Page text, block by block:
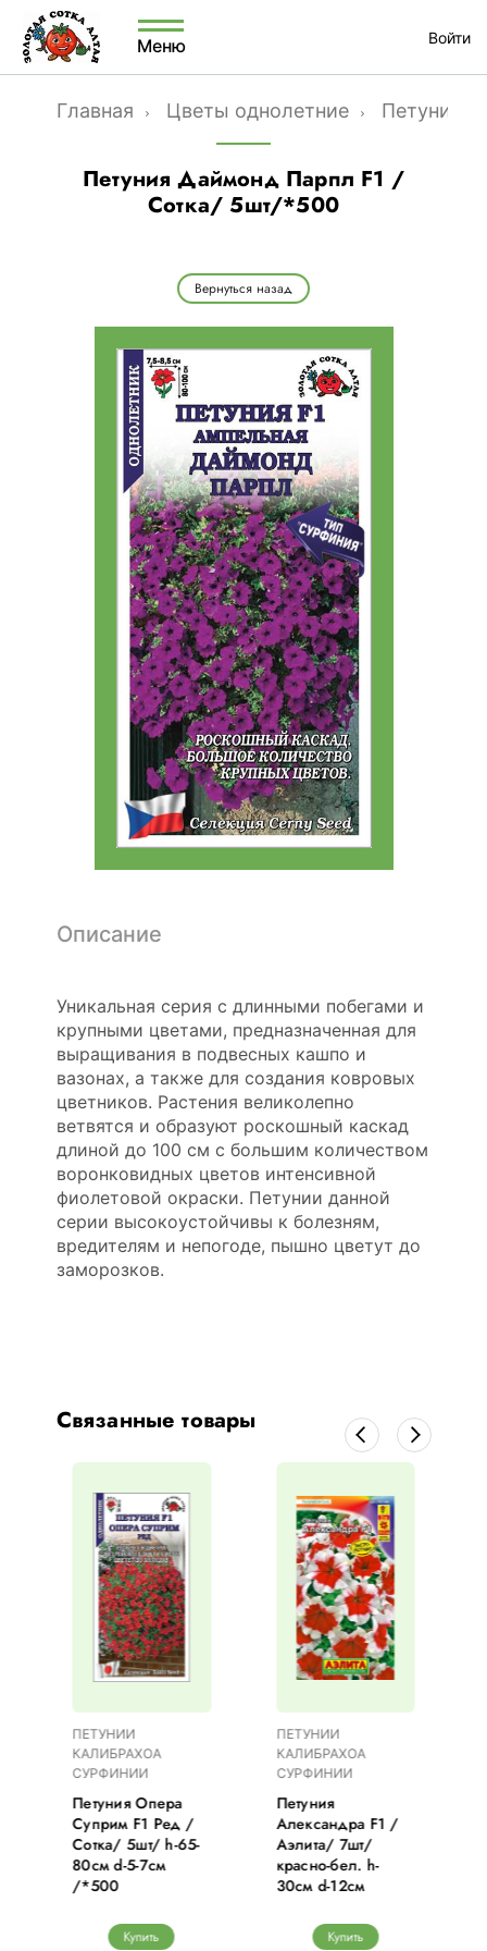
Меню Войти
Главная Цветы однолетние Петунии
Петуния Даймонд Парпл F1 /
Сотка/ 5шт/*500
Вернуться назад
Описание
Уникальная серия с длинными побегами и
крупными цветами, предназначенная для
выращивания в подвесных кашпо и
вазонах, а также для создания ковровых
цветников. Растения великолепно
ветвятся и образуют роскошный каскад
длиной до 100 см с большим количеством
воронковидных цветов интенсивной
фиолетовой окраски. Петунии данной
серии высокоустойчивы к болезням,
вредителям и непогоде, пышно цветут до
заморозков.
Связанные товары
ПЕТУНИИ
КАЛИБРАХОА
СУРФИНИИ
Петуния Опера
Суприм F1 Ред /
Сотка/ 5шт/ h-65-
80см d-5-7см
/*500
Купить
ПЕТУНИИ
КАЛИБРАХОА
СУРФИНИИ
Петуния
Александра F1 /
Аэлита/ 7шт/
красно-бел. h-
30см d-12см
Купить